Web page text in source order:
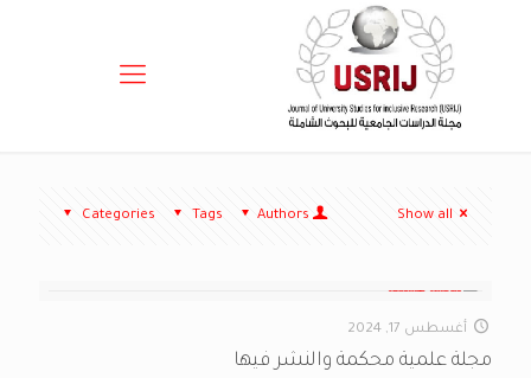
Categories Tags Authors Show all
أغسطس 17, 2024
مجلة علمية محكمة والنشر فيها